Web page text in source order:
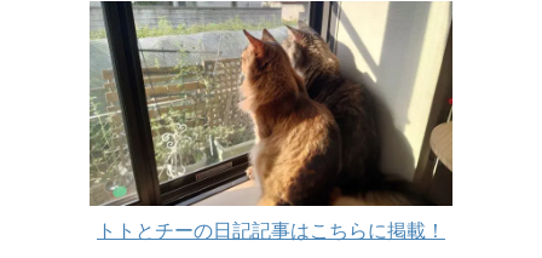
トトとチーの日記記事はこちらに掲載！